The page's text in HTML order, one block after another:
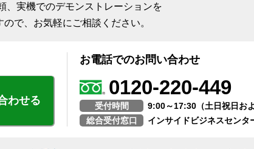
、実機でのデモンストレーションを
で、お気軽にご相談ください。
わせる
お電話でのお問い合わせ
0120-220-449
受付時間
9:00～17:30（土日祝日お
総合受付窓口
インサイドビジネスセンタ